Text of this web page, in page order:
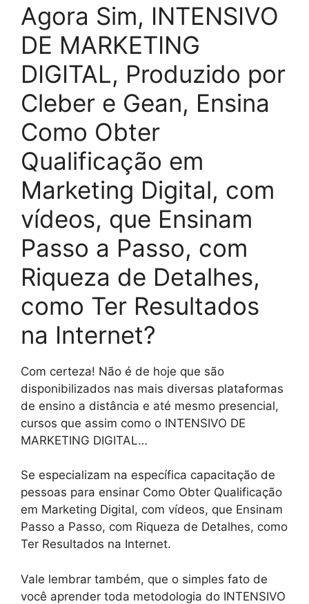
Agora Sim, INTENSIVO
DE MARKETING
DIGITAL, Produzido por
Cleber e Gean, Ensina
Como Obter
Qualificação em
Marketing Digital, com
vídeos, que Ensinam
Passo a Passo, com
Riqueza de Detalhes,
como Ter Resultados
na Internet?
Com certeza! Não é de hoje que são
disponibilizados nas mais diversas plataformas
de ensino a distância e até mesmo presencial,
cursos que assim como o INTENSIVO DE
MARKETING DIGITAL…
Se especializam na específica capacitação de
pessoas para ensinar Como Obter Qualificação
em Marketing Digital, com vídeos, que Ensinam
Passo a Passo, com Riqueza de Detalhes, como
Ter Resultados na Internet.
Vale lembrar também, que o simples fato de
você aprender toda metodologia do INTENSIVO